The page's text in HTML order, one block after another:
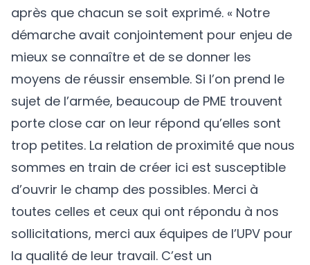
après que chacun se soit exprimé. « Notre
démarche avait conjointement pour enjeu de
mieux se connaître et de se donner les
moyens de réussir ensemble. Si l’on prend le
sujet de l’armée, beaucoup de PME trouvent
porte close car on leur répond qu’elles sont
trop petites. La relation de proximité que nous
sommes en train de créer ici est susceptible
d’ouvrir le champ des possibles. Merci à
toutes celles et ceux qui ont répondu à nos
sollicitations, merci aux équipes de l’UPV pour
la qualité de leur travail. C’est un